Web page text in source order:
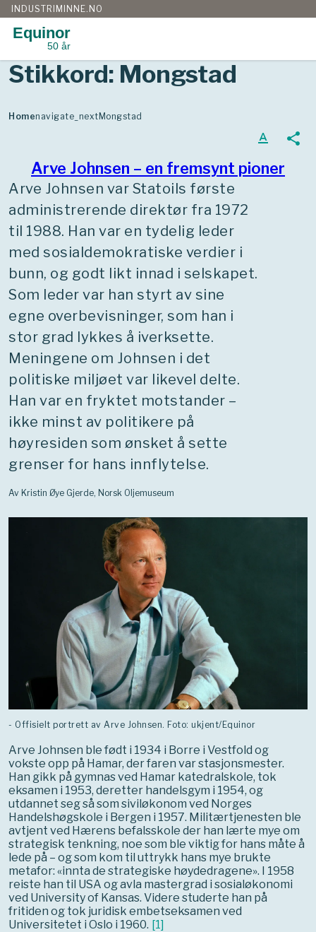
Gå
til
INDUSTRIMINNE.NO
Equinor
50 år
Stikkord: Mongstad
Homenavigate_next Mongstad
Arve Johnsen – en fremsynt pioner
text_format share
Arve Johnsen var Statoils første
administrerende direktør fra 1972
til 1988. Han var en tydelig leder
med sosialdemokratiske verdier i
bunn, og godt likt innad i selskapet.
Som leder var han styrt av sine
egne overbevisninger, som han i
stor grad lykkes å iverksette.
Meningene om Johnsen i det
politiske miljøet var likevel delte.
Han var en fryktet motstander –
ikke minst av politikere på
høyresiden som ønsket å sette
grenser for hans innflytelse.
Av Kristin Øye Gjerde, Norsk Oljemuseum
- Offisielt portrett av Arve Johnsen. Foto: ukjent/Equinor
Arve Johnsen ble født i 1934 i Borre i Vestfold og
vokste opp på Hamar, der faren var stasjonsmester.
Han gikk på gymnas ved Hamar katedralskole, tok
eksamen i 1953, deretter handelsgym i 1954, og
utdannet seg så som siviløkonom ved Norges
Handelshøgskole i Bergen i 1957. Militærtjenesten ble
avtjent ved Hærens befalsskole der han lærte mye om
strategisk tenkning, noe som ble viktig for hans måte å
lede på – og som kom til uttrykk hans mye brukte
metafor: «innta de strategiske høydedragene». I 1958
reiste han til USA og avla mastergrad i sosialøkonomi
ved University of Kansas. Videre studerte han på
fritiden og tok juridisk embetseksamen ved
Universitetet i Oslo i 1960. [1]